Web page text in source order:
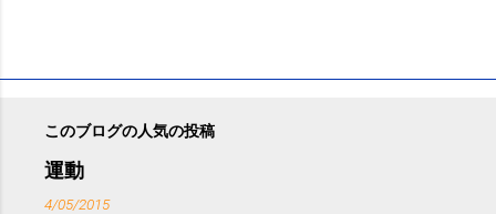
このブログの人気の投稿
運動
4/05/2015